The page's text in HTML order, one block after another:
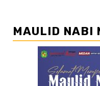
MAULID NABI